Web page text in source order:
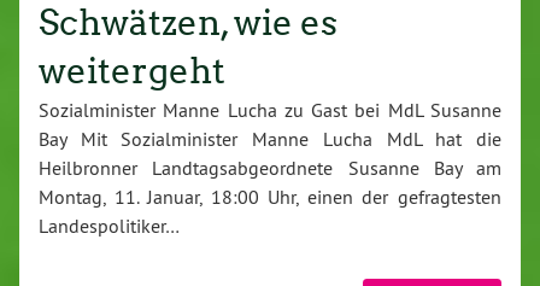
Schwätzen, wie es
weitergeht
Sozialminister Manne Lucha zu Gast bei MdL Susanne
Bay Mit Sozialminister Manne Lucha MdL hat die
Heilbronner Landtagsabgeordnete Susanne Bay am
Montag, 11. Januar, 18:00 Uhr, einen der gefragtesten
Landespolitiker…